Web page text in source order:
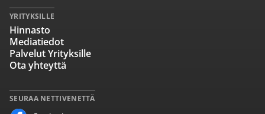
SEURAA NETTIVENETTÄ
YRITYKSILLE
Hinnasto
Mediatiedot
Palvelut Yrityksille
Ota yhteyttä